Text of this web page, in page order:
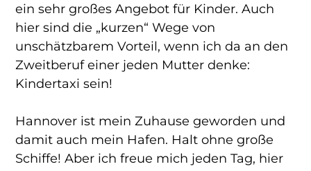
ein sehr großes Angebot für Kinder. Auch
hier sind die „kurzen“ Wege von
unschätzbarem Vorteil, wenn ich da an den
Zweitberuf einer jeden Mutter denke:
Kindertaxi sein!
Hannover ist mein Zuhause geworden und
damit auch mein Hafen. Halt ohne große
Schiffe! Aber ich freue mich jeden Tag, hier